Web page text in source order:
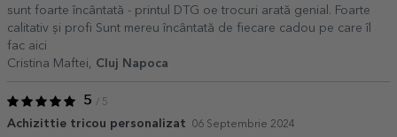
sunt foarte încântată - printul DTG oe trocuri arată genial. Foarte
calitativ și profi Sunt mereu încântată de fiecare cadou pe care îl
fac aici
Cristina Maftei, Cluj Napoca
5 / 5
Achizittie tricou personalizat 06 Septembrie 2024